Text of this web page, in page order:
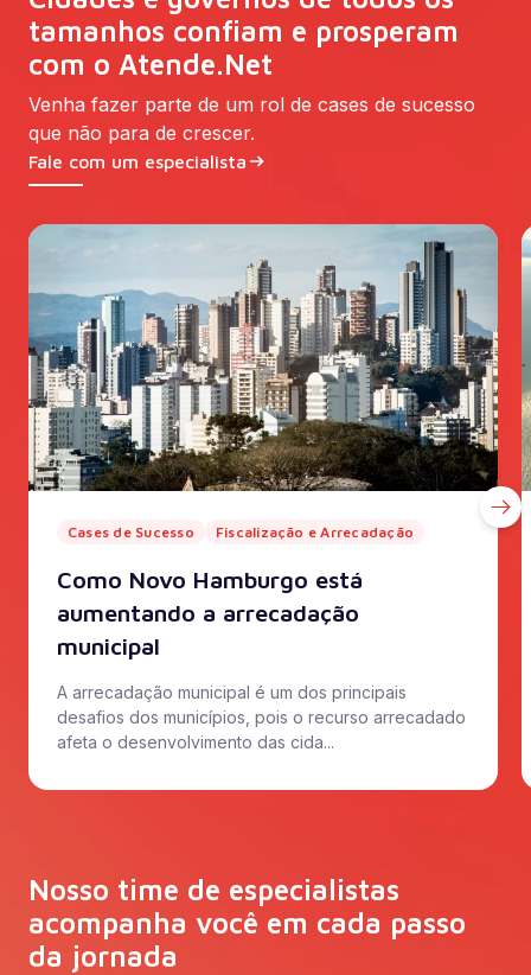
tamanhos confiam e prosperam
com o Atende.Net
Venha fazer parte de um rol de cases de sucesso
que não para de crescer.
Fale com um especialista
Cases de Sucesso Fiscalização e Arrecadação
Como Novo Hamburgo está
aumentando a arrecadação
municipal
A arrecadação municipal é um dos principais
desafios dos municípios, pois o recurso arrecadado
afeta o desenvolvimento das cida...
Nosso time de especialistas
acompanha você em cada passo
da jornada